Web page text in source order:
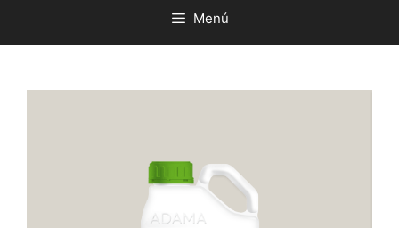
Menú